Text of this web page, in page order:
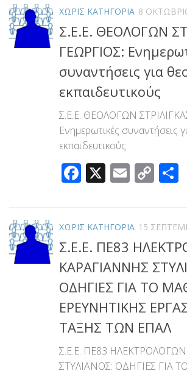
ΧΩΡΊΣ ΚΑΤΗΓΟΡΊΑ 8
Σ.Ε.Ε. ΘΕΟΛΟΓΩΝ
ΓΕΩΡΓΙΟΣ:
συναντήσεις για
εκπαιδευτικούς
Σ.Ε.Ε. ΘΕΟΛΟΓΩΝ
Ενημερωτικές συναντήσεις
εκπαιδευτικούς
Facebook
X Email
Copy
ΧΩΡΊΣ ΚΑΤΗΓΟΡΊΑ 15
Σ.Ε.Ε. ΠΕ83
ΚΑΡΑΓΙΑΝΝΗΣ
ΟΔΗΓΙΕΣ ΓΙΑ ΤΟ
ΕΡΕΥΝΗΤΙΚΗΣ
ΤΑΞΗΣ ΤΩΝ ΕΠΑΛ
Σ.Ε.Ε. ΠΕ83
ΣΤΥΛΙΑΝΟΣ: ΟΔΗΓΙΕΣ ΓΙΑ